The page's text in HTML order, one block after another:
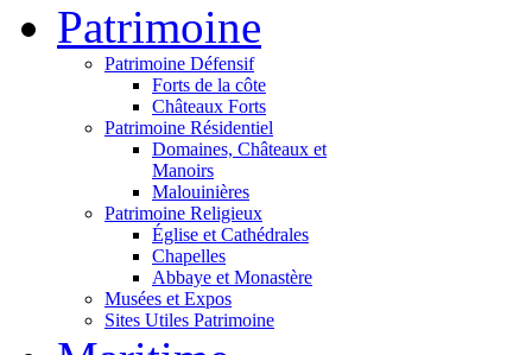
Patrimoine
Patrimoine Défensif
Forts de la côte
Châteaux Forts
Patrimoine Résidentiel
Domaines, Châteaux et
Manoirs
Malouinières
Patrimoine Religieux
Église et Cathédrales
Chapelles
Abbaye et Monastère
Musées et Expos
Sites Utiles Patrimoine